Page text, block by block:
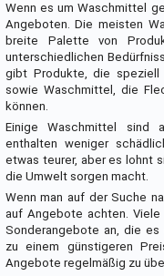
Wenn es um Waschmittel
Angeboten. Die meisten
breite Palette von
unterschiedlichen
gibt Produkte, die speziell
sowie Waschmittel, die
können.
Einige Waschmittel sind
enthalten weniger
etwas teurer, aber es lohnt
die Umwelt sorgen macht.
Wenn man auf der Suche
auf Angebote achten.
Sonderangebote an, die
zu einem günstigeren
Angebote regelmäßig zu